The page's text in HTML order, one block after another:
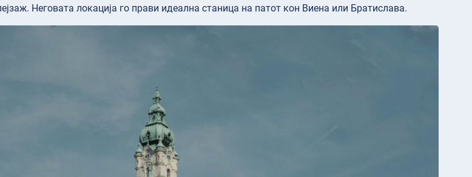
Неговата локација го прави идеална станица на патот кон Виена или Братислава.